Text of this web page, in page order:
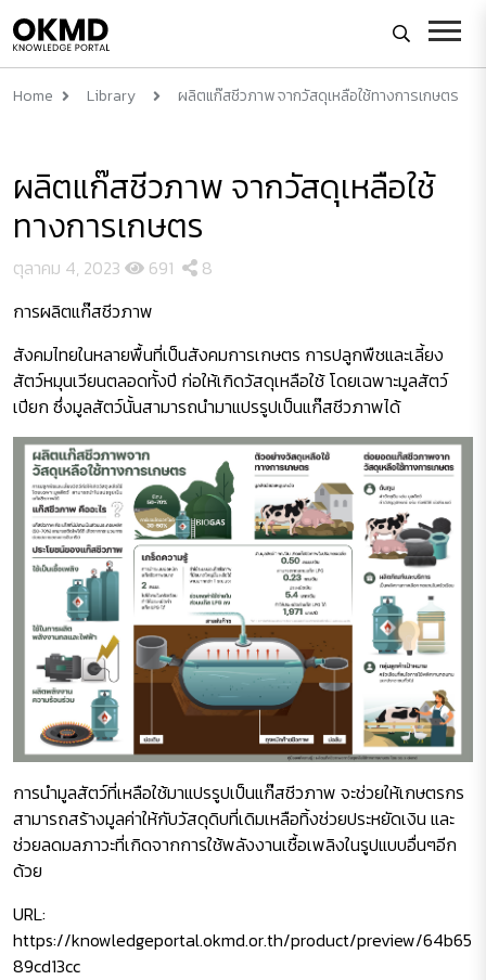
Home Library ผลิตแก๊สชีวภาพ จากวัสดุเหลือใช้ทางการเกษตร
ผลิตแก๊สชีวภาพ จากวัสดุเหลือใช้
ทางการเกษตร
ตุลาคม 4, 2023 691
8
การผลิตแก๊สชีวภาพ
สังคมไทยในหลายพื้นที่เป็นสังคมการเกษตร การปลูกพืชและเลี้ยง
สัตว์หมุนเวียนตลอดทั้งปี ก่อให้เกิดวัสดุเหลือใช้ โดยเฉพาะมูลสัตว์
เปียก ซึ่งมูลสัตว์นั้นสามารถนำมาแปรรูปเป็นแก๊สชีวภาพได้
การนำมูลสัตว์ที่เหลือใช้มาแปรรูปเป็นแก๊สชีวภาพ จะช่วยให้เกษตรกร
สามารถสร้างมูลค่าให้กับวัสดุดิบที่เดิมเหลือทิ้งช่วยประหยัดเงิน และ
ช่วยลดมลภาวะที่เกิดจากการใช้พลังงานเชื้อเพลิงในรูปแบบอื่นๆอีก
ด้วย
URL:
https://knowledgeportal.okmd.or.th/product/preview/64b65
89cd13cc